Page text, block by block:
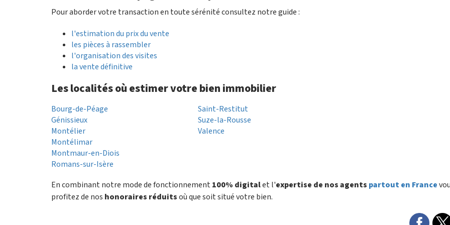
Pour aborder votre transaction en toute sérénité consultez notre guide :
l'estimation du prix du vente
les pièces à rassembler
l'organisation des visites
la vente définitive
Les localités où estimer votre bien immobilier
Bourg-de-Péage
Génissieux
Montélier
Montélimar
Montmaur-en-Diois
Romans-sur-Isère
Saint-Restitut
Suze-la-Rousse
Valence
En combinant notre mode de fonctionnement 100% digitalet l'expertise de nos agents partout en France
profitez de nos honoraires réduitsoù que soit situé votre bien.